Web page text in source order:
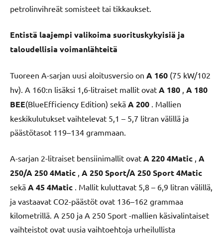
petrolinvihreät somisteet tai tikkaukset.
Entistä laajempi valikoima suorituskykyisiä ja
taloudellisia voimanlähteitä
Tuoreen A-sarjan uusi aloitusversio on A 160 (75 kW/102
hv). A 160:n lisäksi 1,6-litraiset mallit ovat A 180 A 180
BEE(BlueEfficiency Edition) sekä A 200
. Mallien
keskikulutukset vaihtelevat 5,1 – 5,7 litran välillä ja
päästötasot 119–134 grammaan.
A-sarjan 2-litraiset bensiinimallit ovat A 220 4Matic A
250/A 250 4Matic A 250 Sport/A 250 Sport 4Matic
sekä A 45 4Matic
. Mallit kuluttavat 5,8 – 6,9 litran välillä,
ja vastaavat CO2-päästöt ovat 136–162 grammaa
kilometrillä. A 250 ja A 250 Sport -mallien käsivalintaiset
vaihteistot ovat uusia vaihtoehtoja urheilullista